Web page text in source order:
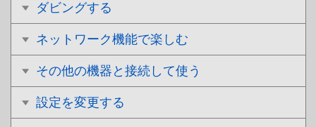
ダビングする
ネットワーク機能で楽しむ
その他の機器と接続して使う
設定を変更する